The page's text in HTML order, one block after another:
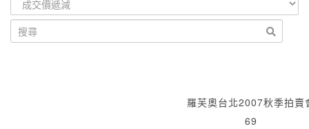
羅芙奧台北2007秋季拍賣
69